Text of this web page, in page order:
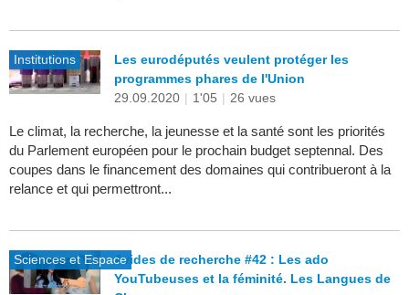
Institutions
Les eurodéputés veulent protéger les
programmes phares de l'Union
29.09.2020 | 1'05 | 26 vues
Le climat, la recherche, la jeunesse et la santé sont les priorités
du Parlement européen pour le prochain budget septennal. Des
coupes dans le financement des domaines qui contribueront à la
relance et qui permettront...
Sciences et EspaceAvides de recherche #42 : Les ado
YouTubeuses et la féminité. Les Langues de